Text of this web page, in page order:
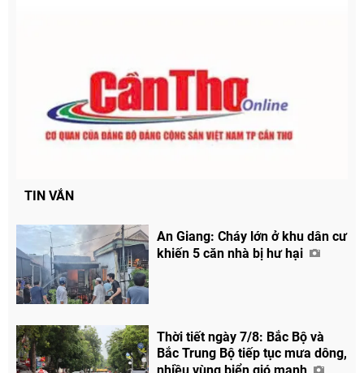
TIN VẮN
An Giang: Cháy lớn ở khu dân cư
khiến 5 căn nhà bị hư hại
Thời tiết ngày 7/8: Bắc Bộ và
Bắc Trung Bộ tiếp tục mưa dông,